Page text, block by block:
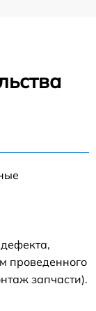
проведенного
запчасти).